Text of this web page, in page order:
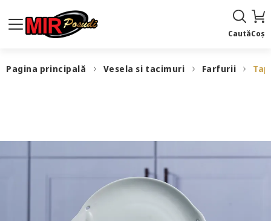
CautăCoș
Pagina principală Vesela si tacimuri Farfurii